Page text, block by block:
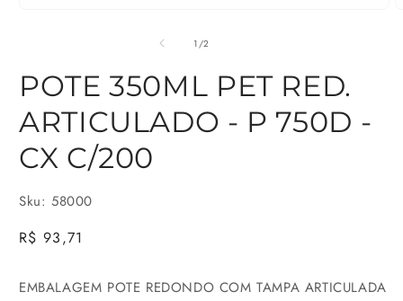
na
janela
1 /de
2
POTE 350ML PET RED.
ARTICULADO - P 750D -
CX C/200
Sku: 58000
Preço
R$ 93,71
EMBALAGEM POTE REDONDO COM TAMPA ARTICULADA